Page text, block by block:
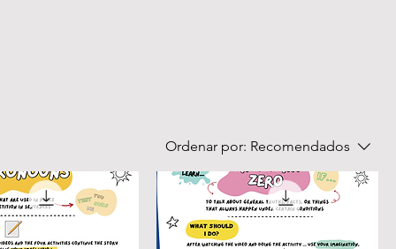
Ordenar por: Recomendados